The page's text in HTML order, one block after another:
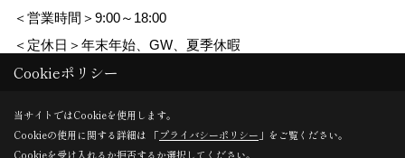
＜営業時間＞9:00～18:00
＜定休日＞年末年始、GW、夏季休暇
Copyright (c) 株式会社建築工房わたなべ. All Rights Reserved.
Produced byゴデスクリエイト
Cookieポリシー
当サイトではCookieを使用します。
Cookieの使用に関する詳細は 「プライバシーポリシー 」をご覧ください。
Cookieを受け入れるか拒否するか選択してください。